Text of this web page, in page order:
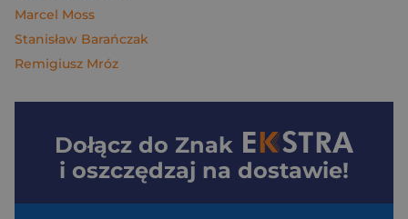
Marcel Moss
Stanisław Barańczak
Remigiusz Mróz
Dołącz do Znak
i oszczędzaj na dostawie!